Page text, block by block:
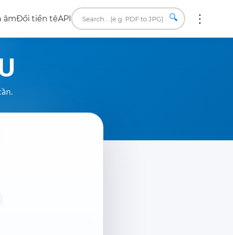
âmĐổi tiền tệAPI 🔍